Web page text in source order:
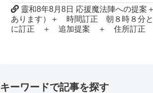
靈和8年8月8日 応援魔法陣への提案
あります）＋ 時間訂正 朝８時８分と
に訂正 ＋ 追加提案 ＋ 住所訂正
キーワードで記事を探す